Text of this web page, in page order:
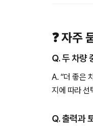
❓ 자주
Q. 두 차량
A. “더 좋은
지에 따라 선
Q. 출력과